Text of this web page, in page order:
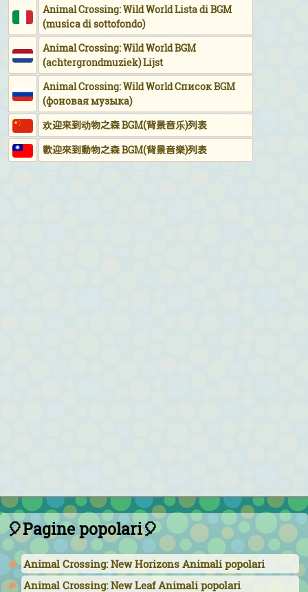
Animal Crossing: Wild World Lista di BGM
(musica di sottofondo)
Animal Crossing: Wild World BGM
(achtergrondmuziek) Lijst
Animal Crossing: Wild World Список BGM
(фоновая музыка)
欢迎来到动物之森 BGM(背景音乐)列表
歡迎來到動物之森 BGM(背景音樂)列表
🎈Pagine popolari🎈
Animal Crossing: New Horizons Animali popolari
Animal Crossing: New Leaf Animali popolari